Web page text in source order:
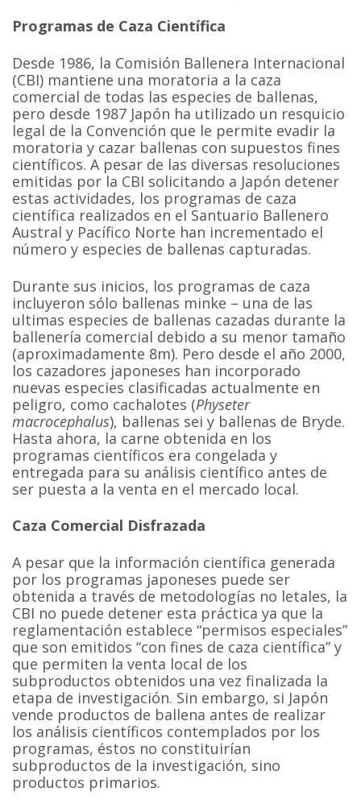
Programas de Caza Científica
Desde 1986, la Comisión Ballenera Internacional
(CBI) mantiene una moratoria a la caza
comercial de todas las especies de ballenas,
pero desde 1987 Japón ha utilizado un resquicio
legal de la Convención que le permite evadir la
moratoria y cazar ballenas con supuestos fines
científicos. A pesar de las diversas resoluciones
emitidas por la CBI solicitando a Japón detener
estas actividades, los programas de caza
científica realizados en el Santuario Ballenero
Austral y Pacífico Norte han incrementado el
número y especies de ballenas capturadas.
Durante sus inicios, los programas de caza
incluyeron sólo ballenas minke – una de las
ultimas especies de ballenas cazadas durante la
ballenería comercial debido a su menor tamaño
(aproximadamente 8m). Pero desde el año 2000,
los cazadores japoneses han incorporado
nuevas especies clasificadas actualmente en
peligro, como cachalotes (Physeter
macrocephalus), ballenas sei y ballenas de Bryde.
Hasta ahora, la carne obtenida en los
programas científicos era congelada y
entregada para su análisis científico antes de
ser puesta a la venta en el mercado local.
Caza Comercial Disfrazada
A pesar que la información científica generada
por los programas japoneses puede ser
obtenida a través de metodologías no letales, la
CBI no puede detener esta práctica ya que la
reglamentación establece “permisos especiales”
que son emitidos “con fines de caza científica” y
que permiten la venta local de los
subproductos obtenidos una vez finalizada la
etapa de investigación. Sin embargo, si Japón
vende productos de ballena antes de realizar
los análisis científicos contemplados por los
programas, éstos no constituirían
subproductos de la investigación, sino
productos primarios.